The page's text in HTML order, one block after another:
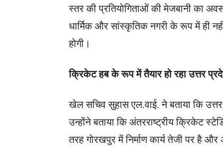
स्तर की प्रतियोगिताओं की मेजबानी का
धार्मिक और सांस्कृतिक नगरी के रूप में ही
होगी।
क्रिकेट हब के रूप में तैयार हो रहा उत्तर
खेल सचिव सुहास एल.वाई. ने बताया कि
उन्होंने बताया कि अंतरराष्ट्रीय क्रिकेट
तरह गोरखपुर में निर्माण कार्य तेजी पर है